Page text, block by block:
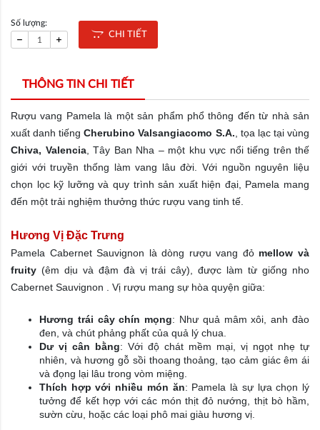
Số lượng:
CHI TIẾT
THÔNG TIN CHI TIẾT
Rượu vang Pamela là một sản phẩm phổ thông đến từ nhà sản
xuất danh tiếngCherubino Valsangiacomo S.A. , tọa lạc tại vùng
Chiva, Valencia, Tây Ban Nha – một khu vực nổi tiếng trên thế
giới với truyền thống làm vang lâu đời. Với nguồn nguyên liệu
chọn lọc kỹ lưỡng và quy trình sản xuất hiện đại, Pamela mang
đến một trải nghiệm thưởng thức rượu vang tinh tế.
Hương Vị Đặc Trưng
Pamela Cabernet Sauvignon là dòng rượu vang đỏ mellow và
fruity (êm dịu và đậm đà vị trái cây), được làm từ giống nho
Cabernet Sauvignon . Vị rượu mang sự hòa quyện giữa:
Hương trái cây chín mọng: Như quả mâm xôi, anh đào
đen, và chút phảng phất của quả lý chua.
Dư vị cân bằng: Với độ chát mềm mại, vị ngọt nhẹ tự
nhiên, và hương gỗ sồi thoang thoảng, tạo cảm giác êm ái
và đọng lại lâu trong vòm miệng.
Thích hợp với nhiều món ăn: Pamela là sự lựa chọn lý
tưởng để kết hợp với các món thịt đỏ nướng, thịt bò hầm,
sườn cừu, hoặc các loại phô mai giàu hương vị.